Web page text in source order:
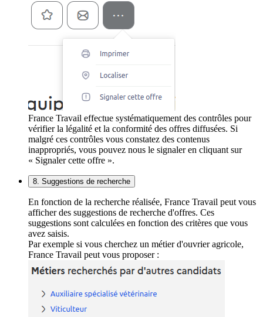
France Travail effectue systématiquement des contrôles pour
vérifier la légalité et la conformité des offres diffusées. Si
malgré ces contrôles vous constatez des contenus
inappropriés, vous pouvez nous le signaler en cliquant sur
« Signaler cette offre ».
8. Suggestions de recherche
En fonction de la recherche réalisée, France Travail peut vous
afficher des suggestions de recherche d'offres. Ces
suggestions sont calculées en fonction des critères que vous
avez saisis.
Par exemple si vous cherchez un métier d'ouvrier agricole,
France Travail peut vous proposer :